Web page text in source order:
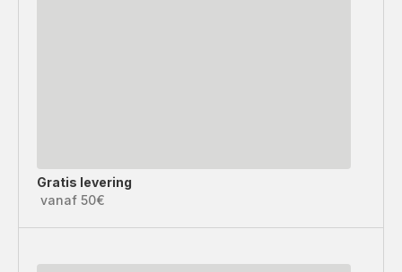
Gratis levering
vanaf 50€